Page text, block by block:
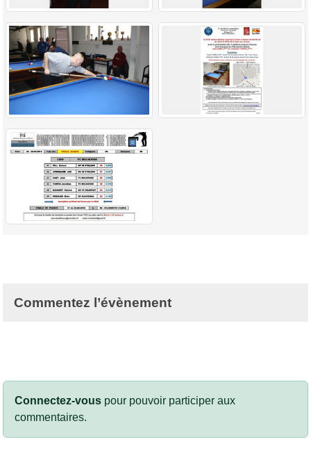
Commentez l’évènement
Connectez-vous pour pouvoir participer aux
commentaires.